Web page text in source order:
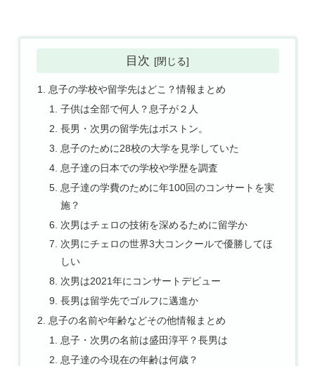
目次
息子の学校や留学先はどこ？情報まとめ
子供は全部で何人？息子が２人
長男・次男の留学先はボストン。
息子のために28校の大学を見学していた
息子達の日本での学校や学歴を調査
息子達の学費のために年100回のコンサートを実
施？
次男はチェロの技術を深めるために留学か
次男にチェロの世界3大コンクールで優勝してほ
しい
次男は2021年にコンサートデビュー
長男は留学先でゴルフに邁進か
息子の名前や年齢などその他情報まとめ
息子・次男の名前は盛田淳平？長男は
息子達の今現在の年齢は何歳？